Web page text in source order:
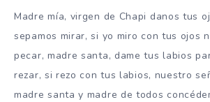
Madre mía, virgen de Chapi danos tus
sepamos mirar, si yo miro con tus ojos
pecar, madre santa, dame tus labios
rezar, si rezo con tus labios, nuestro
madre santa y madre de todos